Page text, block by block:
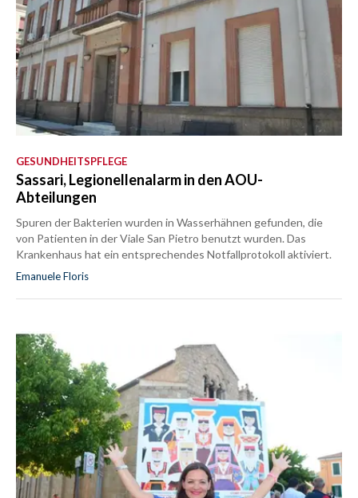
GESUNDHEITSPFLEGE
Sassari, Legionellenalarm in den AOU-
Abteilungen
Spuren der Bakterien wurden in Wasserhähnen gefunden, die
von Patienten in der Viale San Pietro benutzt wurden. Das
Krankenhaus hat ein entsprechendes Notfallprotokoll aktiviert.
Emanuele Floris